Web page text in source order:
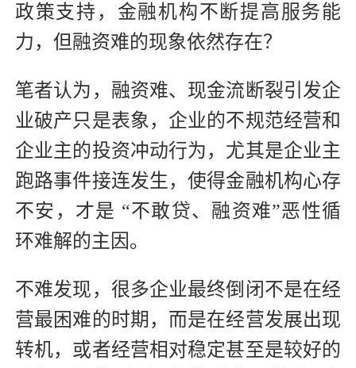
政策支持，金融机构不断提高服务能
力，但融资难的现象依然存在？
笔者认为，融资难、现金流断裂引发企
业破产只是表象，企业的不规范经营和
企业主的投资冲动行为，尤其是企业主
跑路事件接连发生，使得金融机构心存
不安，才是 “不敢贷、融资难”恶性循
环难解的主因。
不难发现，很多企业最终倒闭不是在经
营最困难的时期，而是在经营发展出现
转机，或者经营相对稳定甚至是较好的